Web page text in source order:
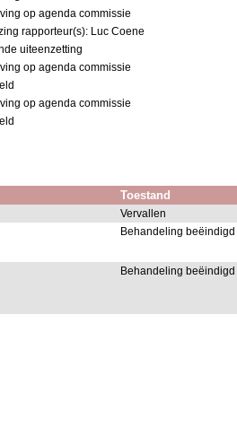
op agenda commissie
rapporteur(s): Luc Coene
uiteenzetting
op agenda commissie
op agenda commissie
Toestand
Vervallen
Behandeling beëindigd
Behandeling beëindigd